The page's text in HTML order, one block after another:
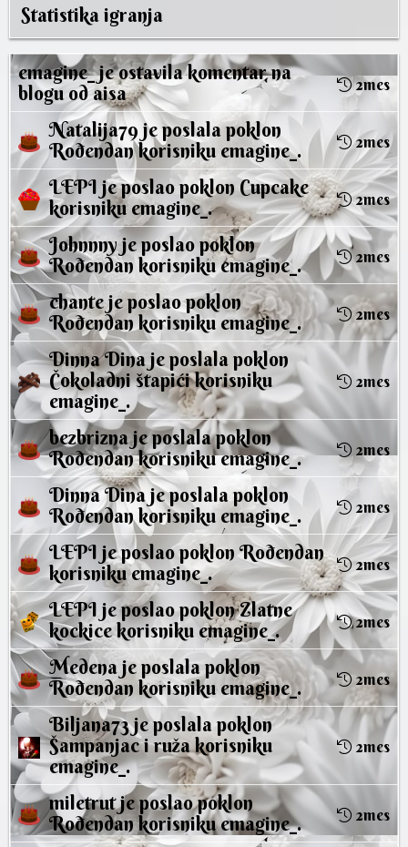
Statistika igranja
emagine_je ostavilakomentarna
blogu odaisa 2mes
Natalija79 je poslala poklon
Rođendankorisniku emagine_. 2mes
LEPI je poslao poklon Cupcake
korisnikuemagine_. 2mes
Johnnny je poslao poklon
Rođendankorisnikuemagine_ . 2mes
chanteje poslao poklon
Rođendankorisnikuemagine_. 2mes
Dinna Dinaje poslala poklon
Čokoladni štapićikorisniku
emagine_ .
2mes
bezbriznaje poslala poklon
Rođendankorisnikuemagine_. 2mes
Dinna Dinaje poslala poklon
Rođendankorisnikuemagine_ . 2mes
LEPI je poslao poklonRođendan
korisnikuemagine_. 2mes
LEPI je poslao poklonZlatne
kockicekorisnikuemagine_. 2mes
Medenaje poslala poklon
Rođendankorisnikuemagine_. 2mes
Biljana73je poslala poklon
Šampanjac i ružakorisniku
emagine_.
2mes
miletrutje poslao poklon
Rođendankorisnikuemagine_. 2mes